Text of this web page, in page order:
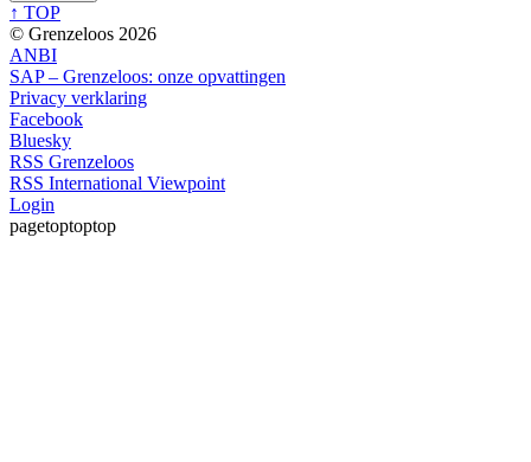
↑ TOP
© Grenzeloos 2026
ANBI
SAP – Grenzeloos: onze opvattingen
Privacy verklaring
Facebook
Bluesky
RSS Grenzeloos
RSS International Viewpoint
Login
pagetoptoptop